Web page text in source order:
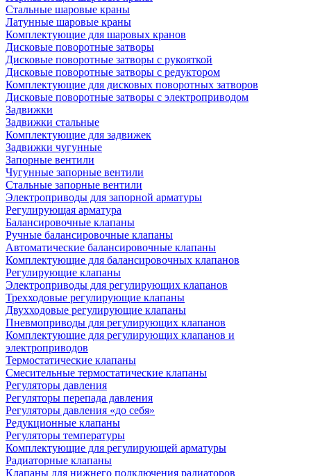
Стальные шаровые краны
Латунные шаровые краны
Комплектующие для шаровых кранов
Дисковые поворотные затворы
Дисковые поворотные затворы с рукояткой
Дисковые поворотные затворы с редуктором
Комплектующие для дисковых поворотных затворов
Дисковые поворотные затворы с электроприводом
Задвижки
Задвижки стальные
Комплектующие для задвижек
Задвижки чугунные
Запорные вентили
Чугунные запорные вентили
Стальные запорные вентили
Электроприводы для запорной арматуры
Регулирующая арматура
Балансировочные клапаны
Ручные балансировочные клапаны
Автоматические балансировочные клапаны
Комплектующие для балансировочных клапанов
Регулирующие клапаны
Электроприводы для регулирующих клапанов
Трехходовые регулирующие клапаны
Двухходовые регулирующие клапаны
Пневмоприводы для регулирующих клапанов
Комплектующие для регулирующих клапанов и
электроприводов
Термостатические клапаны
Смесительные термостатические клапаны
Регуляторы давления
Регуляторы перепада давления
Регуляторы давления «до себя»
Редукционные клапаны
Регуляторы температуры
Комплектующие для регулирующей арматуры
Радиаторные клапаны
Клапаны для нижнего подключения радиаторов